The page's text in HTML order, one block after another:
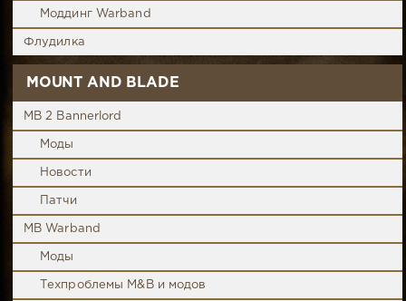
Моддинг Warband
Флудилка
MOUNT AND BLADE
MB 2 Bannerlord
Моды
Новости
Патчи
MB Warband
Моды
Техпроблемы M&B и модов